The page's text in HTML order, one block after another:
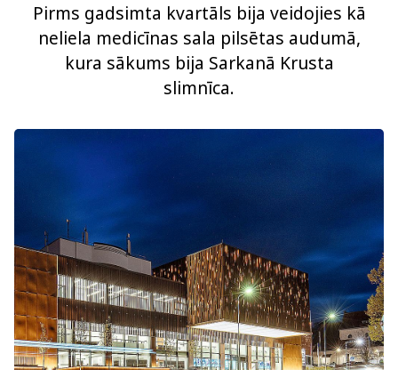
Pirms gadsimta kvartāls bija veidojies kā
neliela medicīnas sala pilsētas audumā,
kura sākums bija Sarkanā Krusta
slimnīca.